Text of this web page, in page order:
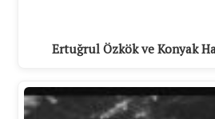
Ertuğrul Özkök ve Konyak